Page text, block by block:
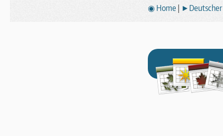
◉ Home ►Deutscher